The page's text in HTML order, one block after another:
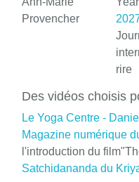
Provencher
rire
Des vidéos choisis
Le Yoga Centre -
Magazine numérique
l'introduction du
Satchidananda du